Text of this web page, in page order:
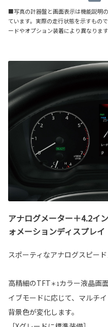
■写真の計器盤と画面表示は機能説明
ています。実際の走行状態を示すも
ードやオプション装着により異なります
アナログメーター＋4.2イ
ォメーションディスプレイ
スポーティなアナログスピード
高精細のTFT＊1カラー液晶画
イブモードに応じて、マルチ
背景色が変化します。